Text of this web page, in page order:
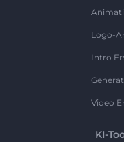
Logo-
Intro
Video
KI-